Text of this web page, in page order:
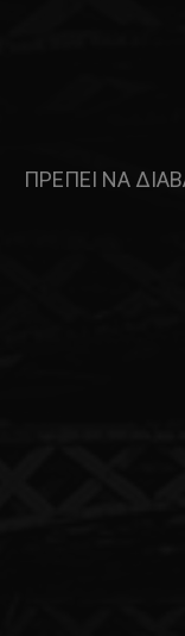
ΠΡΕΠΕΙ ΝΑ